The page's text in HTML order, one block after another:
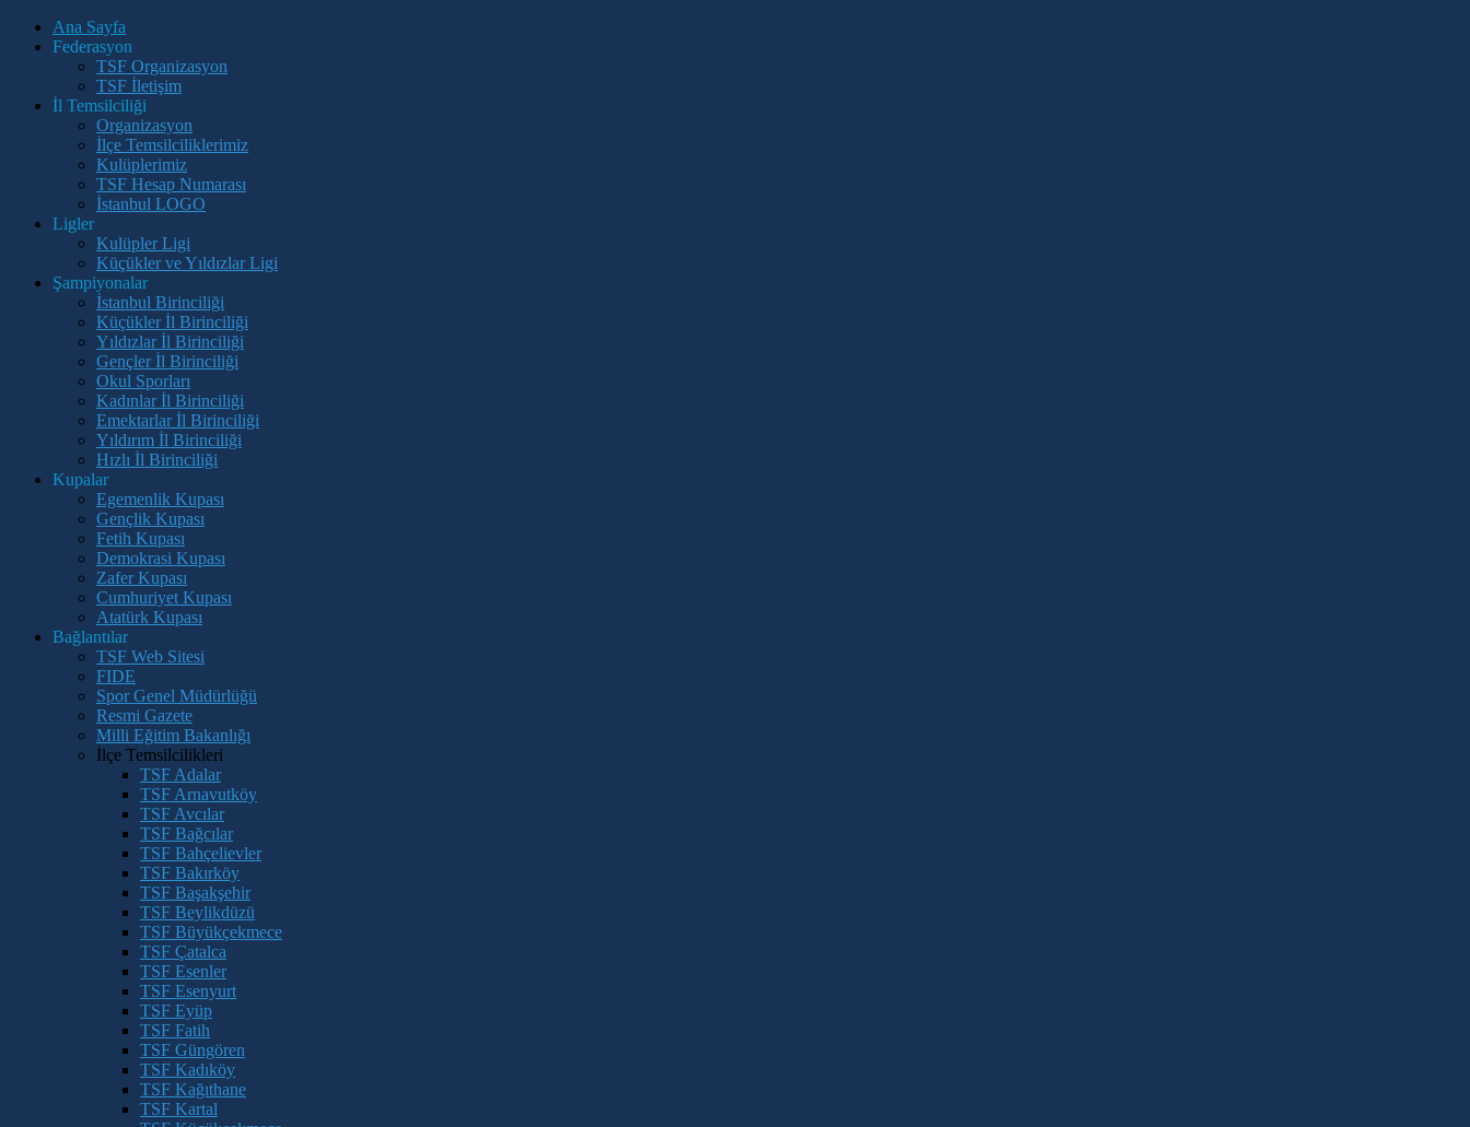
Ana Sayfa
Federasyon
TSF Organizasyon
TSF İletişim
İl Temsilciliği
Organizasyon
İlçe Temsilciliklerimiz
Kulüplerimiz
TSF Hesap Numarası
İstanbul LOGO
Ligler
Kulüpler Ligi
Küçükler ve Yıldızlar Ligi
Şampiyonalar
İstanbul Birinciliği
Küçükler İl Birinciliği
Yıldızlar İl Birinciliği
Gençler İl Birinciliği
Okul Sporları
Kadınlar İl Birinciliği
Emektarlar İl Birinciliği
Yıldırım İl Birinciliği
Hızlı İl Birinciliği
Kupalar
Egemenlik Kupası
Gençlik Kupası
Fetih Kupası
Demokrasi Kupası
Zafer Kupası
Cumhuriyet Kupası
Atatürk Kupası
Bağlantılar
TSF Web Sitesi
FIDE
Spor Genel Müdürlüğü
Resmi Gazete
Milli Eğitim Bakanlığı
İlçe Temsilcilikleri
TSF Adalar
TSF Arnavutköy
TSF Avcılar
TSF Bağcılar
TSF Bahçelievler
TSF Bakırköy
TSF Başakşehir
TSF Beylikdüzü
TSF Büyükçekmece
TSF Çatalca
TSF Esenler
TSF Esenyurt
TSF Eyüp
TSF Fatih
TSF Güngören
TSF Kadıköy
TSF Kağıthane
TSF Kartal